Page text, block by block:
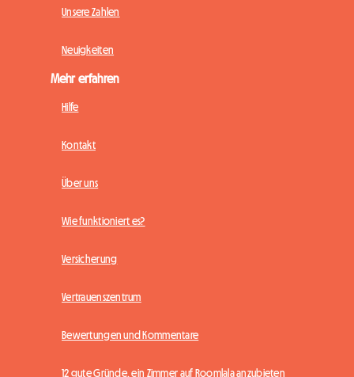
Unsere Zahlen
Neuigkeiten
Mehr erfahren
Hilfe
Kontakt
Über uns
Wie funktioniert es?
Versicherung
Vertrauenszentrum
Bewertungen und Kommentare
12 gute Gründe, ein Zimmer auf Roomlala anzubieten